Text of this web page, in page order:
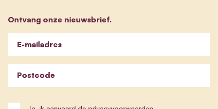
Ontvang onze nieuwsbrief.
E-mailadres
Postcode